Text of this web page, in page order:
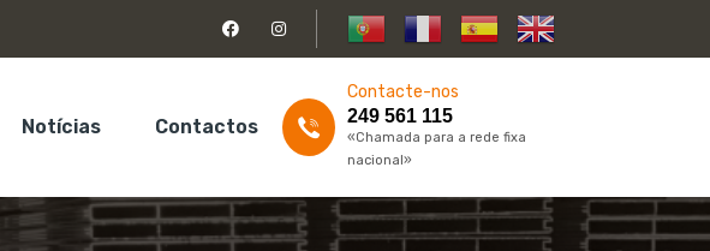
Notícias Contactos
Contacte-nos
249 561 115
«Chamada para a rede fixa
nacional»